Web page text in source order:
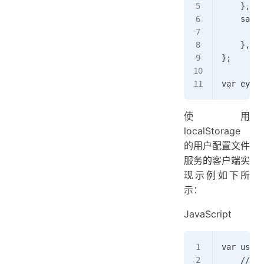
    },
    },
};
var
使用
localStorage
的用户配置文件
服务的客户端实
现示例如下所
示：
JavaScript
var
//